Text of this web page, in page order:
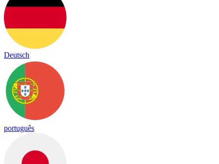
Deutsch
português